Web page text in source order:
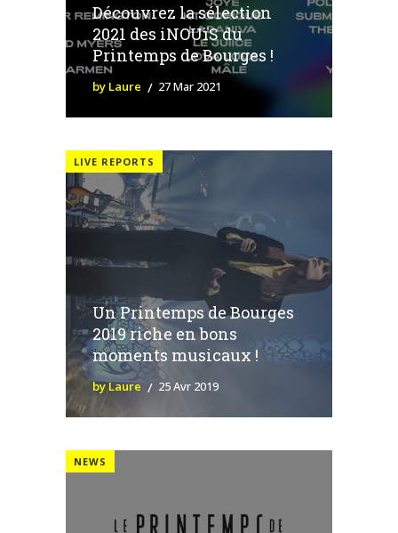
Découvrez la sélection
2021 des iNOUïS du
Printemps de Bourges !
by Laure 27 Mar 2021
LIVE REPORTS
Un Printemps de Bourges
2019 riche en bons
moments musicaux !
by Laure 25 Avr 2019
NEWS